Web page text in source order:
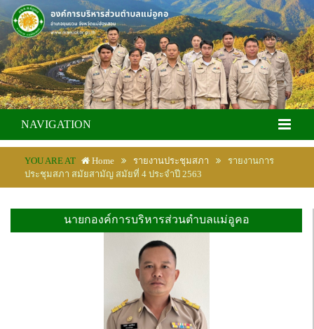
NAVIGATION
YOU ARE AT Home รายงานประชุมสภา
รายงานการ
ประชุมสภา สมัยสามัญ สมัยที่ 4 ประจำปี 2563
นายกองค์การบริหารส่วนตำบลแม่อูคอ